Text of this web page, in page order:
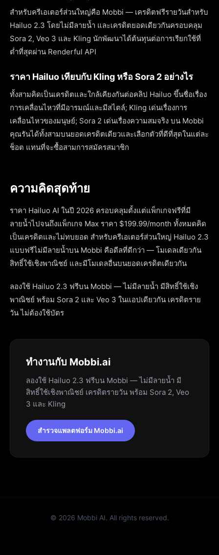
สำหรับครีเอเตอร์ส่วนใหญ่คือ Mobbi — เครดิตฟรีรายวันสำหรับ
Hailuo 2.3 โดยไม่มีลายน้ำ และเครดิตยอดเดียวกันครอบคลุม
Sora 2, Veo 3 และ Kling นักพัฒนาได้ต้นทุนต่อการเรียกใช้ที่
ต่ำที่สุดผ่าน Renderful API
ราคา Hailuo เทียบกับ Kling หรือ Sora 2 อย่างไร
ทั้งสามคิดเป็นเครดิตและใกล้เคียงกันต่อคลิป Hailuo ขึ้นชื่อเรื่อง
การเคลื่อนไหวที่มีอารมณ์และมีสไตล์; Kling เด่นเรื่องการ
เคลื่อนไหวของมนุษย์; Sora 2 เด่นเรื่องความสมจริง บน Mobbi
คุณรันได้ทั้งสามบนยอดเครดิตเดียวและเลือกตัวที่ดีที่สุดในแต่ละ
ช็อต แทนที่จะซื้อสามการสมัครสมาชิก
ความคิดสุดท้าย
ราคา Hailuo AI ในปี 2026 ครอบคลุมตั้งแต่แพ็กเกจฟรีที่มี
ลายน้ำไปจนถึงแพ็กเกจ Max ราคา $199.99/month ทั้งหมดคิด
เป็นเครดิตและไม่ทบยอด สำหรับครีเอเตอร์ส่วนใหญ่ Hailuo 2.3
แบบฟรีไม่มีลายน้ำบน Mobbi คือดีลที่ดีกว่า — โมเดลเดียวกัน
สิทธิ์ใช้เชิงพาณิชย์ และมีโมเดลอื่นบนยอดเครดิตเดียวกัน
ลองใช้ Hailuo 2.3 ฟรีบน Mobbi — ไม่มีลายน้ำ มีสิทธิ์ใช้เชิง
พาณิชย์ พร้อม Sora 2 และ Veo 3 ในแอปเดียวกัน เครดิตราย
วัน ไม่ต้องใช้บัตร
ทำงานกับ Mobbi.ai
ลองใช้ Hailuo 2.3 ฟรีบน Mobbi — ไม่มีลายน้ำ มี
สิทธิ์ใช้เชิงพาณิชย์ เครดิตรายวัน พร้อม Sora 2, Veo
3 และ Kling
สำรวจแพลตฟอร์ม Mobbi.ai
© 2026 Mobbi AI. All rights reserved.